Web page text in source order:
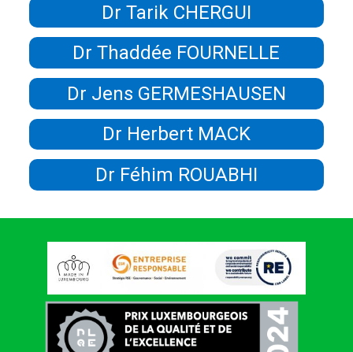
Dr Tarik CHERGUI
Dr Thaddée FOURNELLE
Dr Jens GERMESHAUSEN
Dr Herbert MACK
Dr Féhim ROUABHI